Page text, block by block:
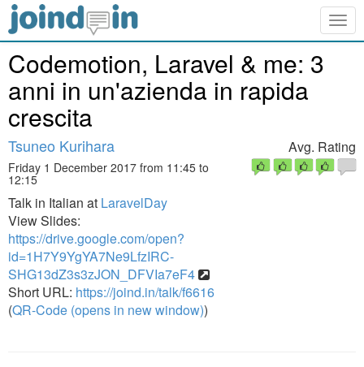
Codemotion, Laravel & me: 3
anni in un'azienda in rapida
crescita
Tsuneo Kurihara
Friday 1 December 2017 from 11:45 to
12:15
Talk in Italian at LaravelDay
View Slides:
https://drive.google.com/open?
id=1H7Y9YgYA7Ne9LfzIRC-
SHG13dZ3s3zJON_DFVIa7eF4
Short URL: https://joind.in/talk/f6616
(QR-Code (opens in new window))
Avg. Rating